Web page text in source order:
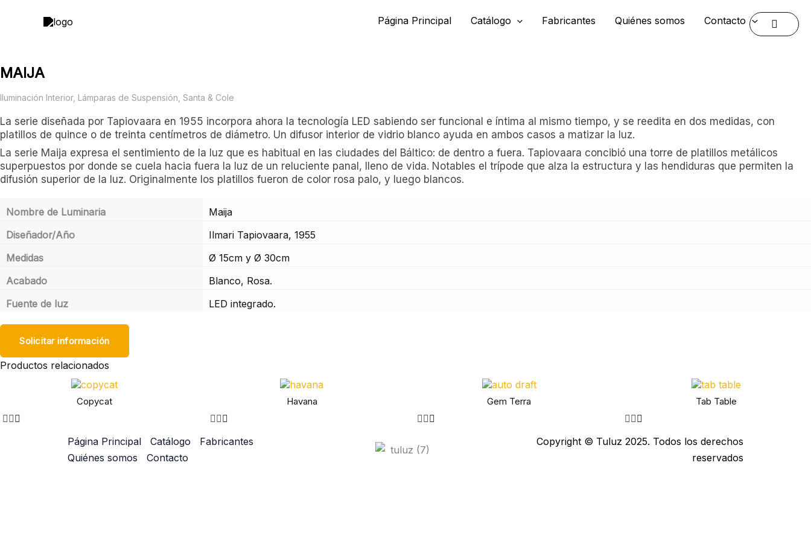
Página Principal Catálogo Fabricantes Quiénes somos Contacto
MAIJA
Iluminación Interior, Lámparas de Suspensión Santa & Cole
La serie diseñada por Tapiovaara en 1955 incorpora ahora la tecnología LED sabiendo ser funcional e íntima al mismo tiempo, y se reedita en dos medidas, con
platillos de quince o de treinta centímetros de diámetro. Un difusor interior de vidrio blanco ayuda en ambos casos a matizar la luz.
La serie Maija expresa el sentimiento de la luz que es habitual en las ciudades del Báltico: de dentro a fuera. Tapiovaara concibió una torre de platillos metálicos
superpuestos por donde se cuela hacia fuera la luz de un reluciente panal, lleno de vida. Notables el trípode que alza la estructura y las hendiduras que permiten la
difusión superior de la luz. Originalmente los platillos fueron de color rosa palo, y luego blancos.
Nombre de Luminaria
Maija
Diseñador/Año
Ilmari Tapiovaara, 1955
Medidas
Ø 15cm y Ø 30cm
Acabado
Blanco, Rosa.
Fuente de luz
LED integrado.
Solicitar información
Productos relacionados
Copycat Havana Gem Terra Tab Table
Página Principal Catálogo
Fabricantes
Quiénes somos
Contacto
Copyright © Tuluz 2025. Todos los derechos
reservados